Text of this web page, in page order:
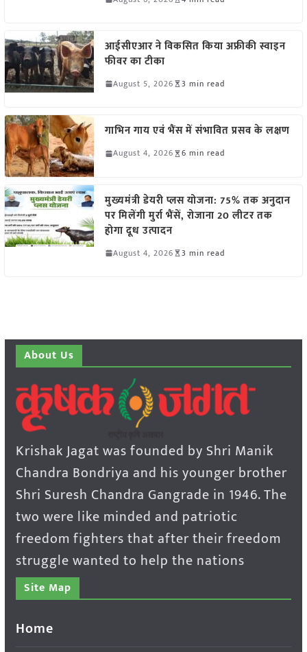
आईसीएआर ने विकसित किया अफ्रीकी स्वाइन
फीवर का टीका
August 5, 2026 3 min read
गाभिन गाय एवं भैंस में संभावित प्रसव के लक्षण
August 4, 2026 6 min read
मुख्यमंत्री डेयरी प्लस योजना: 75% तक अनुदान
पर मिलेंगी मुर्रा भैंसें, रोजाना 20 लीटर तक
होगा दूध उत्पादन
August 4, 2026 3 min read
About Us
Krishak Jagat was founded by Shri Manik
Chandra Bondriya and his younger brother
Shri Suresh Chandra Gangrade in 1946. The
two were like minded and patriotic
freedom fighters that after their freedom
struggle wanted to help the nations
Site Map
Home